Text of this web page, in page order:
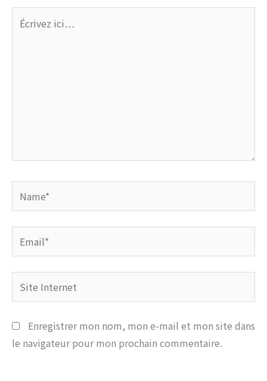
Écrivez
ici…
Email*
Site
Enregistrer mon nom, mon e-mail et mon site dans
le navigateur pour mon prochain commentaire.